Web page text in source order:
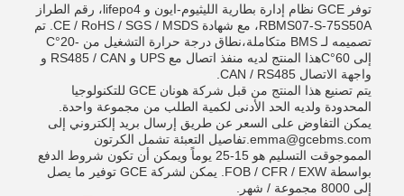
توفر GCE نظام إدارة بطارية الليثيوم-ايون و lifepo4، رقم الطراز
RBMS07-S-75S50A، مع شهادة CE / RoHS / SGS / MSDS. تم
تصميمه لـ BMS متكاملة،نطاق درجة حرارة التشغيل من -20°C
إلى 60°Cهذا المنتج لديه منفذ اتصال مع UPS و RS485 / CAN و
واجهة الاتصال CAN / RS485.
يتم تصنيع هذا المنتج من قبل شركة هونان GCE للتكنولوجيا
المحدودة ولديه الحد الأدنى لكمية الطلب من مجموعة واحدة.
يمكن التفاوض على السعر عن طريق إرسال بريد إلكتروني إلى
emma@gcebms.com.تفاصيل التعبئة تشمل الكرتون
المموجوقت التسليم هو 15-25 يوماً ويمكن أن تكون شروط الدفع
بواسطة FOB / CFR / EXW. يمكن لشركة GCE توفير ما يصل
إلى 8000 مجموعة / شهر.